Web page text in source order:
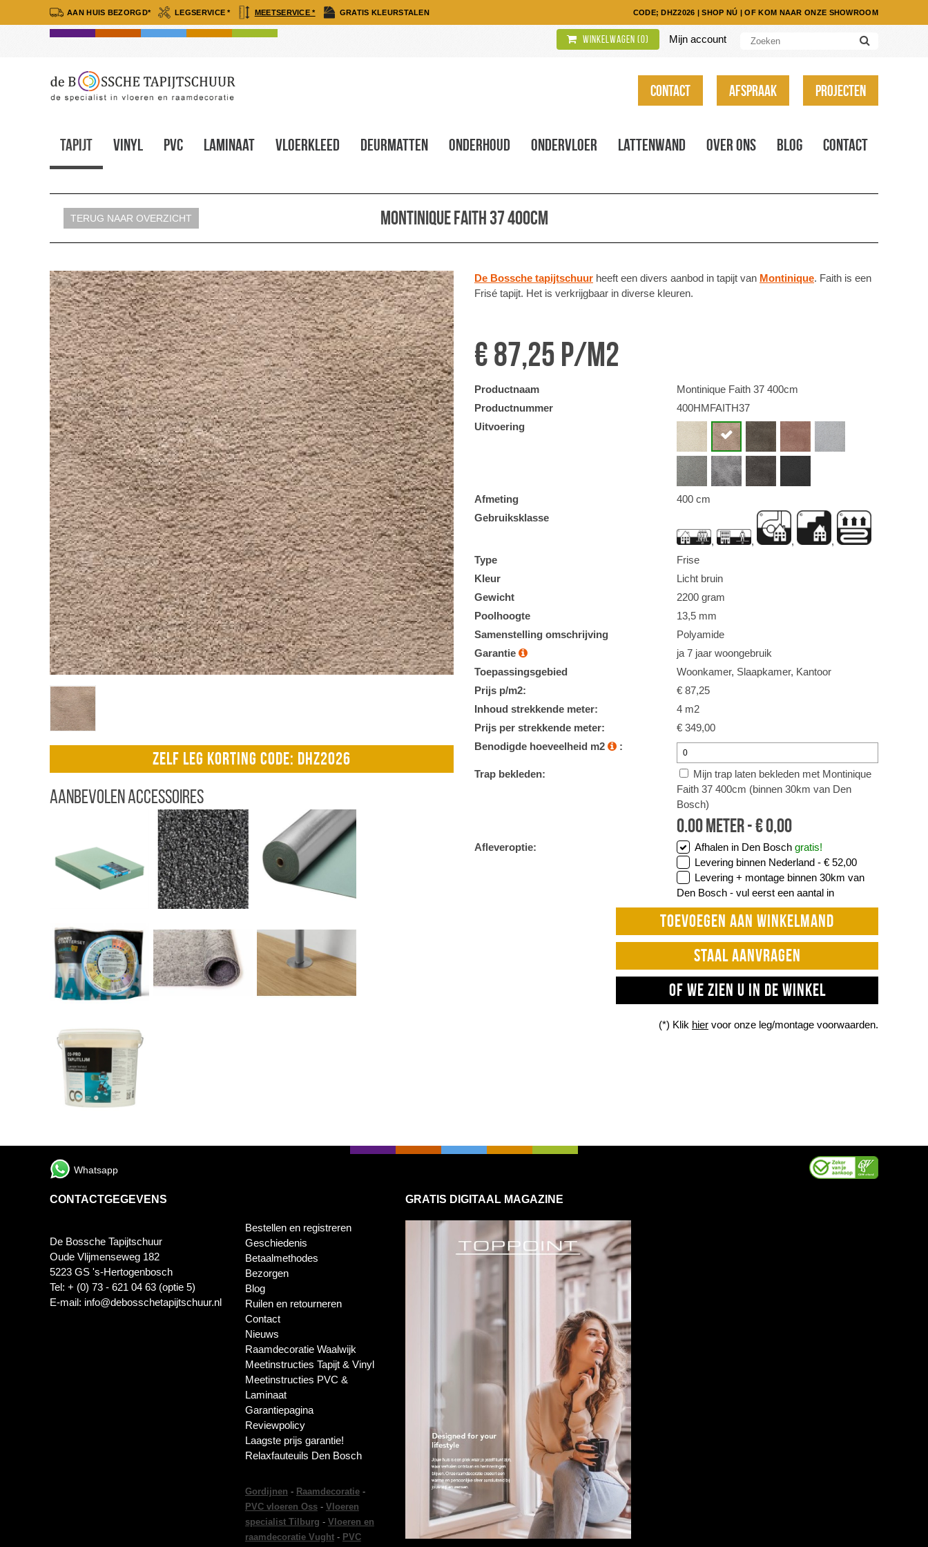
AAN HUIS BEZORGD* LEGSERVICE * MEETSERVICE * GRATIS KLEURSTALEN CODE; DHZ2026 |SHOP NÚ |OF KOM NAAR ONZE SHOWROOM
Winkelwagen (0) Mijn account
Contact Afspraak Projecten
Tapijt Vinyl Pvc Laminaat Vloerkleed Deurmatten Onderhoud Ondervloer Lattenwand Over ons Blog Contact
TERUG NAAR OVERZICHT Montinique Faith 37 400cm
ZELF LEG KORTING CODE: DHZ2026
Aanbevolen accessoires
De Bossche tapijtschuur heeft een divers aanbod in tapijt van Montinique. Faith is een
Frisé tapijt. Het is verkrijgbaar in diverse kleuren.
€ 87,25 p/m2
Productnaam
Montinique Faith 37 400cm
Productnummer
400HMFAITH37
Uitvoering
Afmeting
400 cm
Gebruiksklasse
, , ,
,
Type
Frise
Kleur
Licht bruin
Gewicht
2200 gram
Poolhoogte
13,5 mm
Samenstelling omschrijving
Polyamide
Garantie
ja 7 jaar woongebruik
Toepassingsgebied
Woonkamer, Slaapkamer, Kantoor
Prijs p/m2:
€ 87,25
Inhoud strekkende meter:
4 m2
Prijs per strekkende meter:
€ 349,00
Benodigde hoeveelheid m2
:
Trap bekleden:
Mijn trap laten bekleden met Montinique
Faith 37 400cm (binnen 30km van Den
Bosch)
0.00meter -€0,00
Afleveroptie: Afhalen in Den Bosch gratis!
Levering binnen Nederland - € 52,00
Levering + montage binnen 30km van
Den Bosch - vul eerst een aantal in
TOEVOEGEN AAN WINKELMAND
STAAL AANVRAGEN
OF WE ZIEN U IN DE WINKEL
(*) Klik hier voor onze leg/montage voorwaarden.
Whatsapp
CONTACTGEGEVENS
De Bossche Tapijtschuur
Oude Vlijmenseweg 182
5223 GS 's-Hertogenbosch
Tel: + (0) 73 - 621 04 63 (optie 5)
E-mail: info@debosschetapijtschuur.nl
Bestellen en registreren
Geschiedenis
Betaalmethodes
Bezorgen
Blog
Ruilen en retourneren
Contact
Nieuws
Raamdecoratie Waalwijk
Meetinstructies Tapijt & Vinyl
Meetinstructies PVC &
Laminaat
Garantiepagina
Reviewpolicy
Laagste prijs garantie!
Relaxfauteuils Den Bosch
Gordijnen - Raamdecoratie-
PVC vloeren Oss- Vloeren
specialist Tilburg - Vloeren en
raamdecoratie Vught- PVC
GRATIS DIGITAAL MAGAZINE